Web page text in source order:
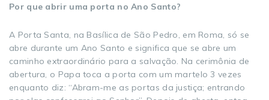
Por que abrir uma porta no Ano Santo?
A Porta Santa, na Basílica de São Pedro, em Roma, só se
abre durante um Ano Santo e significa que se abre um
caminho extraordinário para a salvação. Na cerimônia de
abertura, o Papa toca a porta com um martelo 3 vezes
enquanto diz: “Abram-me as portas da justiça; entrando